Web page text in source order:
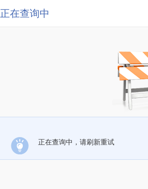
正在查询中
正在查询中，请刷新重试